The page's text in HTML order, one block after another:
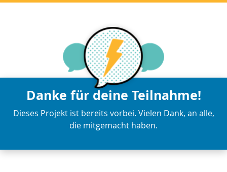
Danke für deine Teilnahme!
Dieses Projekt ist bereits vorbei. Vielen Dank, an alle,
die mitgemacht haben.